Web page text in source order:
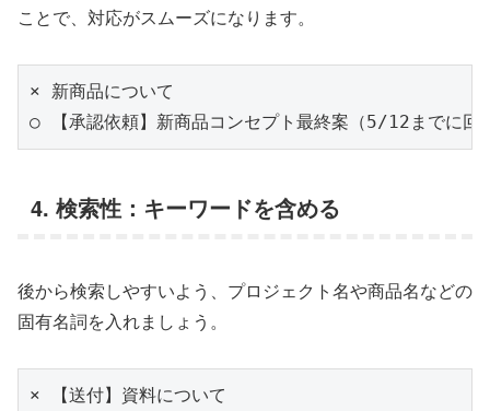
ことで、対応がスムーズになります。
× 新商品について
4. 検索性：キーワードを含める
後から検索しやすいよう、プロジェクト名や商品名などの
固有名詞を入れましょう。
× 【送付】資料について